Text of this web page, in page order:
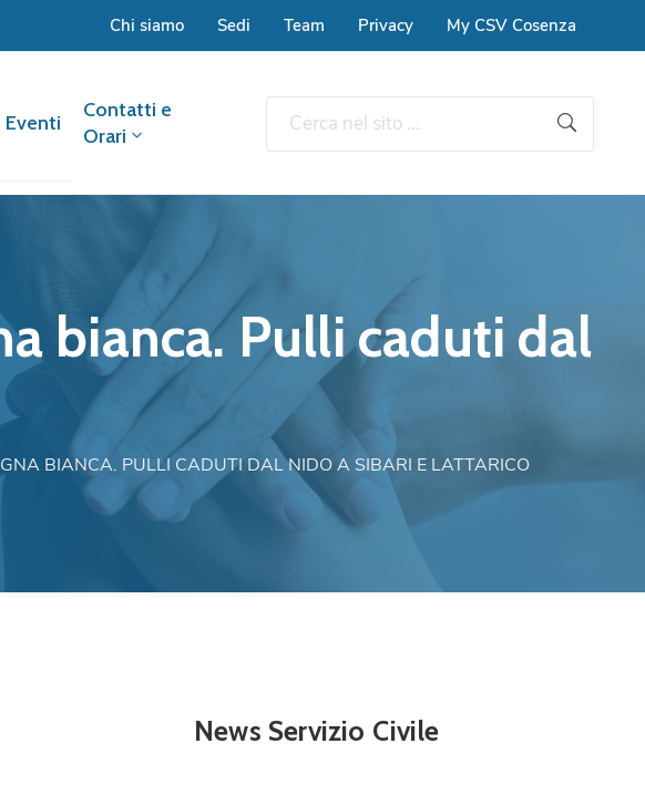
Chi siamo Sedi Team Privacy My CSV Cosenza
Eventi
Contatti e
Orari
bianca. Pulli caduti dal
BIANCA. PULLI CADUTI DAL NIDO A SIBARI E LATTARICO
News Servizio Civile